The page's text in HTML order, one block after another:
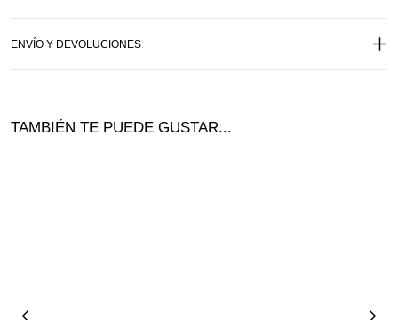
ENVÍO Y DEVOLUCIONES
TAMBIÉN TE PUEDE GUSTAR...